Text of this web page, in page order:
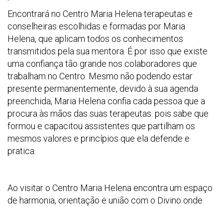
Encontrará no Centro Maria Helena terapeutas e
conselheiras escolhidas e formadas por Maria
Helena, que aplicam todos os conhecimentos
transmitidos pela sua mentora. É por isso que existe
uma confiança tão grande nos colaboradores que
trabalham no Centro. Mesmo não podendo estar
presente permanentemente, devido à sua agenda
preenchida, Maria Helena confia cada pessoa que a
procura às mãos das suas terapeutas. pois sabe que
formou e capacitou assistentes que partilham os
mesmos valores e princípios que ela defende e
pratica.
Ao visitar o Centro Maria Helena encontra um espaço
de harmonia, orientação e união com o Divino onde